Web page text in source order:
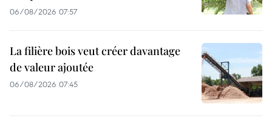
06/08/2026 07:57
La filière bois veut créer davantage
de valeur ajoutée
06/08/2026 07:45